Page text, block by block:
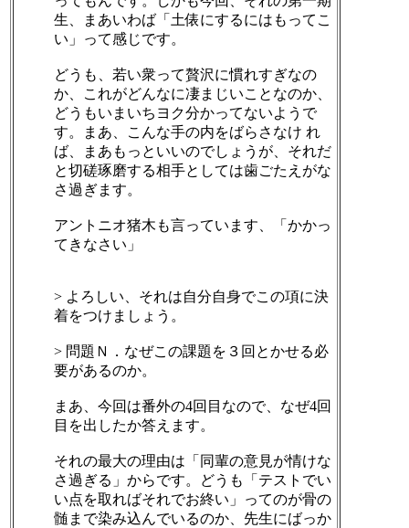
生、まあいわば「土俵にするにはもってこ
い」って感じです。
どうも、若い衆って贅沢に慣れすぎなの
か、これがどんなに凄まじいことなのか、
どうもいまいちヨク分かってないようで
す。まあ、こんな手の内をばらさなけ れ
ば、まあもっといいのでしょうが、それだ
と切磋琢磨する相手としては歯ごたえがな
さ過ぎます。
アントニオ猪木も言っています、「かかっ
てきなさい」
> よろしい、それは自分自身でこの項に決
着をつけましょう。
> 問題Ｎ．なぜこの課題を３回とかせる必
要があるのか。
まあ、今回は番外の4回目なので、なぜ4回
目を出したか答えます。
それの最大の理由は「同輩の意見が情けな
さ過ぎる」からです。どうも「テストでい
い点を取ればそれでお終い」ってのが骨の
髄まで染み込んでいるのか、先生にばっか